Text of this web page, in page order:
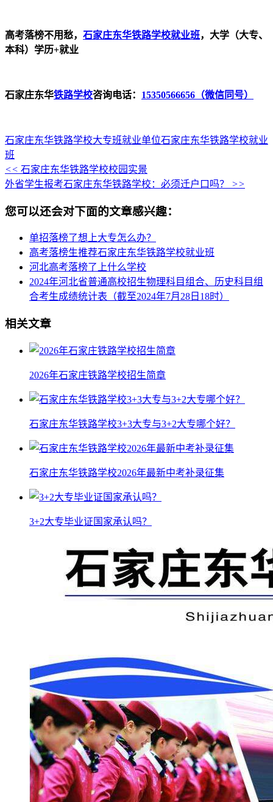
高考落榜不用愁， 石家庄东华铁路学校就业班，大学（大专、
本科）学历+就业
石家庄东华铁路学校咨询电话： 15350566656（微信同号）
石家庄东华铁路学校大专班就业单位石家庄东华铁路学校就业
班
<< 石家庄东华铁路学校校园实景
外省学生报考石家庄东华铁路学校：必须迁户口吗？ >>
您可以还会对下面的文章感兴趣：
单招落榜了想上大专怎么办？
高考落榜生推荐石家庄东华铁路学校就业班
河北高考落榜了上什么学校
2024年河北省普通高校招生物理科目组合、历史科目组
合考生成绩统计表（截至2024年7月28日18时）
相关文章
2026年石家庄铁路学校招生简章
石家庄东华铁路学校3+3大专与3+2大专哪个好？
石家庄东华铁路学校2026年最新中考补录征集
3+2大专毕业证国家承认吗？